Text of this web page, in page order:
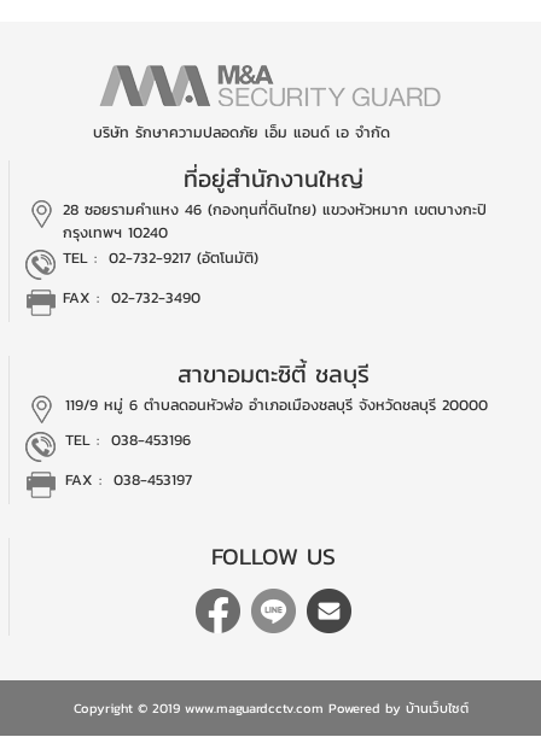
บริษัท รักษาความปลอดภัย เอ็ม แอนด์ เอ จำกัด
ที่อยู่สำนักงานใหญ่
28 ซอยรามคำแหง 46 (กองทุนที่ดินไทย) แขวงหัวหมาก เขตบางกะปิ
กรุงเทพฯ 10240
TEL : 02-732-9217 (อัตโนมัติ)
FAX : 02-732-3490
สาขาอมตะซิตี้ ชลบุรี
119/9 หมู่ 6 ตำบลดอนหัวฬ่อ อำเภอเมืองชลบุรี จังหวัดชลบุรี 20000
TEL : 038-453196
FAX : 038-453197
FOLLOW US
Copyright © 2019 www.maguardcctv.com Powered by บ้านเว็บไซต์